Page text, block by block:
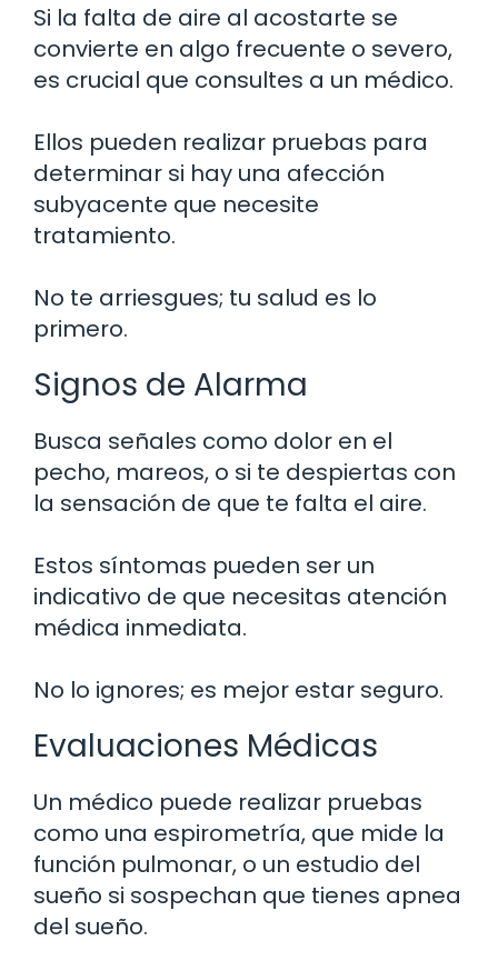
Si la falta de aire al acostarte se
convierte en algo frecuente o severo,
es crucial que consultes a un médico.
Ellos pueden realizar pruebas para
determinar si hay una afección
subyacente que necesite
tratamiento.
No te arriesgues; tu salud es lo
primero.
Signos de Alarma
Busca señales como dolor en el
pecho, mareos, o si te despiertas con
la sensación de que te falta el aire.
Estos síntomas pueden ser un
indicativo de que necesitas atención
médica inmediata.
No lo ignores; es mejor estar seguro.
Evaluaciones Médicas
Un médico puede realizar pruebas
como una espirometría, que mide la
función pulmonar, o un estudio del
sueño si sospechan que tienes apnea
del sueño.